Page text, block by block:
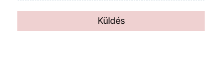
Küldés